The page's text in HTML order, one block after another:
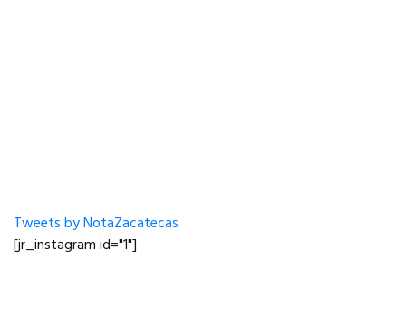
Tweets by NotaZacatecas
[jr_instagram id="1"]